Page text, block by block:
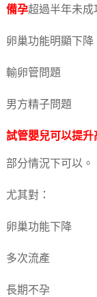
備孕超過半年未成
卵巢功能明顯下降
輸卵管問題
男方精子問題
試管嬰兒可以提升
部分情況下可以。
尤其對：
卵巢功能下降
多次流產
長期不孕